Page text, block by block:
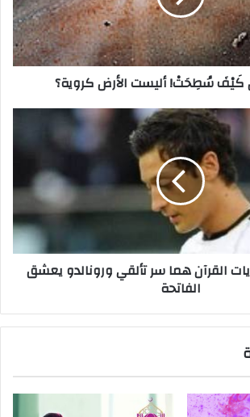
كَيْفَ سُطِحَتْ! أليست الأرض كروية؟
القرآن هما سر تألقي ورونالدو يعشق
الفاتحة